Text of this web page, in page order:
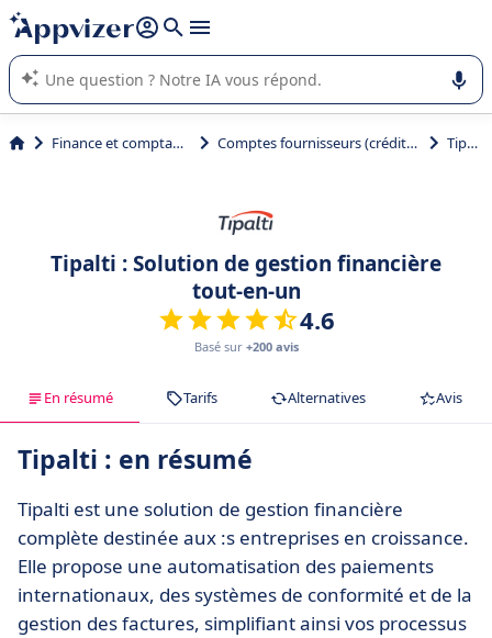
répondre (plusieurs lignes avec
L'IA de Appvizer vous guide dans l'utilisation ou la sélection de
logiciel SaaS en entreprise.
Finance et comptabilité Comptes fournisseurs (créditeurs) Tipalti
Tipalti : Solution de gestion financière
tout-en-un
4.6
Basé sur +200 avis
En résumé Tarifs Alternatives Avis
Tipalti : en résumé
Tipalti est une solution de gestion financière
complète destinée aux :s entreprises en croissance.
Elle propose une automatisation des paiements
internationaux, des systèmes de conformité et de la
gestion des factures, simplifiant ainsi vos processus